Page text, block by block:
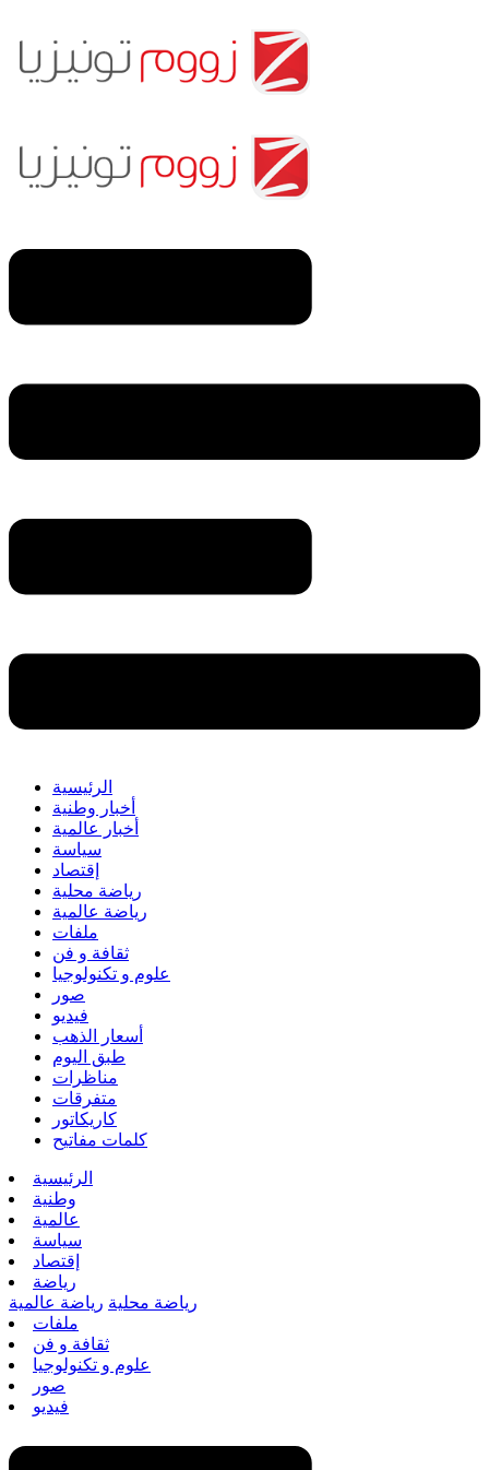
الرئيسية
أخبار وطنية
أخبار عالمية
سياسة
إقتصاد
رياضة محلية
رياضة عالمية
ملفات
ثقافة و فن
علوم و تكنولوجيا
صور
فيديو
أسعار الذهب
طبق اليوم
مناظرات
متفرقات
كاريكاتور
كلمات مفاتيح
الرئيسية
وطنية
عالمية
سياسة
إقتصاد
رياضة
رياضة محلية رياضة عالمية
ملفات
ثقافة و فن
علوم و تكنولوجيا
صور
فيديو